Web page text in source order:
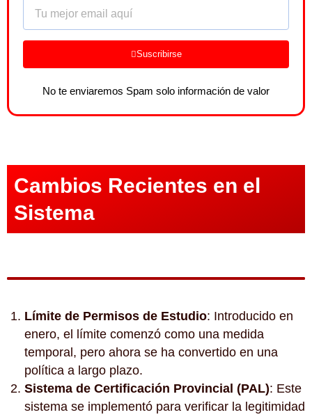
Suscribirse
No te enviaremos Spam solo información de valor
Cambios Recientes en el
Sistema
Límite de Permisos de Estudio: Introducido en
enero, el límite comenzó como una medida
temporal, pero ahora se ha convertido en una
política a largo plazo.
Sistema de Certificación Provincial (PAL): Este
sistema se implementó para verificar la legitimidad